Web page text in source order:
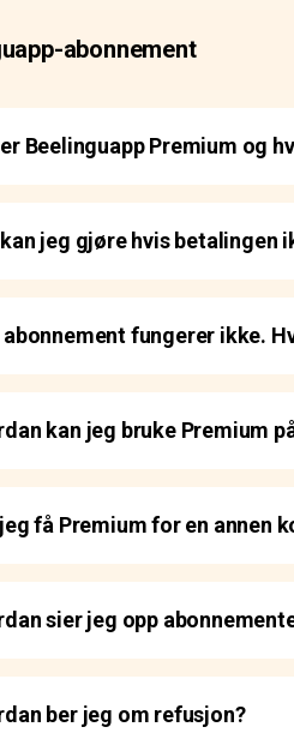
abonnement
Beelinguapp Premium og
jeg gjøre hvis betalingen
fungerer ikke.
kan jeg bruke Premium
få Premium for en annen
sier jeg opp
ber jeg om refusjon?